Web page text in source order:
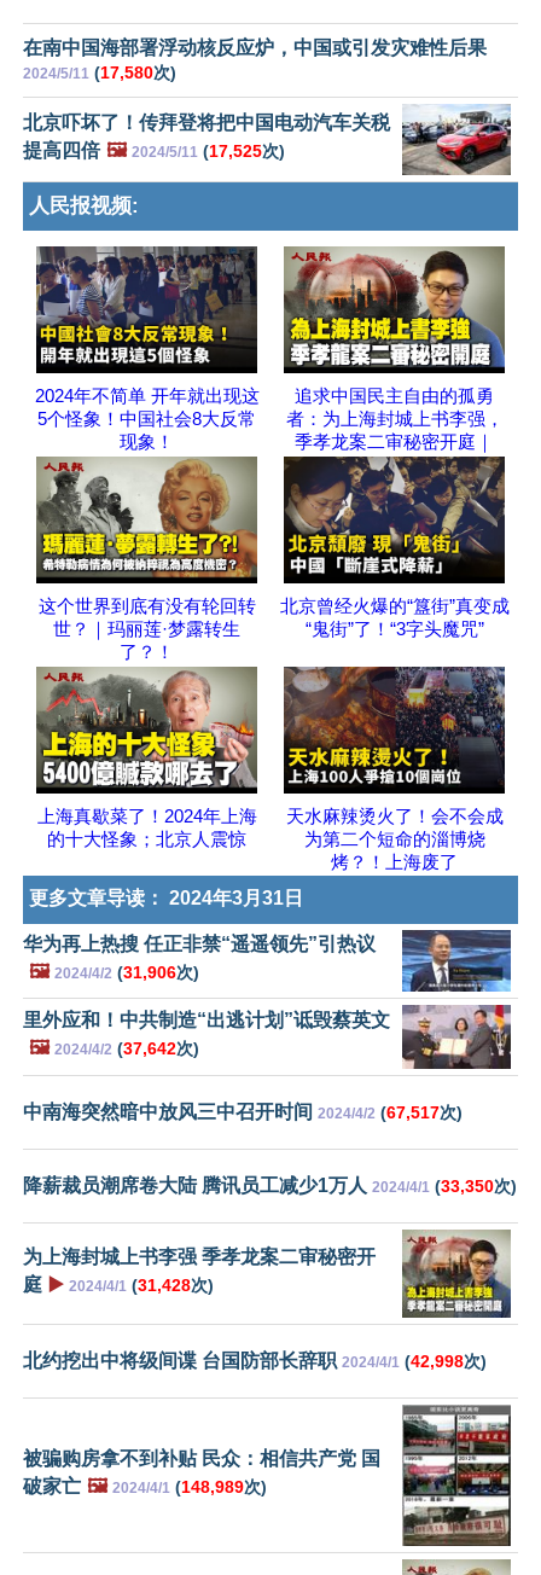
在南中国海部署浮动核反应炉，中国或引发灾难性后果
2024/5/11 (17,580次)
北京吓坏了！传拜登将把中国电动汽车关税
提高四倍 🖼️ 2024/5/11 (17,525次)
人民报视频:
2024年不简单 开年就出现这
5个怪象！中国社会8大反常
现象！
追求中国民主自由的孤勇
者：为上海封城上书李强，
季孝龙案二审秘密开庭｜
这个世界到底有没有轮回转
世？｜玛丽莲·梦露转生
了？！
北京曾经火爆的“簋街”真变成
“鬼街”了！“3字头魔咒”
上海真歇菜了！2024年上海
的十大怪象；北京人震惊
天水麻辣烫火了！会不会成
为第二个短命的淄博烧
烤？！上海废了
更多文章导读： 2024年3月31日
华为再上热搜 任正非禁“遥遥领先”引热议
🖼️ 2024/4/2 (31,906次)
里外应和！中共制造“出逃计划”诋毁蔡英文
🖼️ 2024/4/2 (37,642次)
中南海突然暗中放风三中召开时间 2024/4/2 (67,517次)
降薪裁员潮席卷大陆 腾讯员工减少1万人 2024/4/1 (33,350次)
为上海封城上书李强 季孝龙案二审秘密开
庭 ▶️ 2024/4/1 (31,428次)
北约挖出中将级间谍 台国防部长辞职 2024/4/1 (42,998次)
被骗购房拿不到补贴 民众：相信共产党 国
破家亡 🖼️ 2024/4/1 (148,989次)